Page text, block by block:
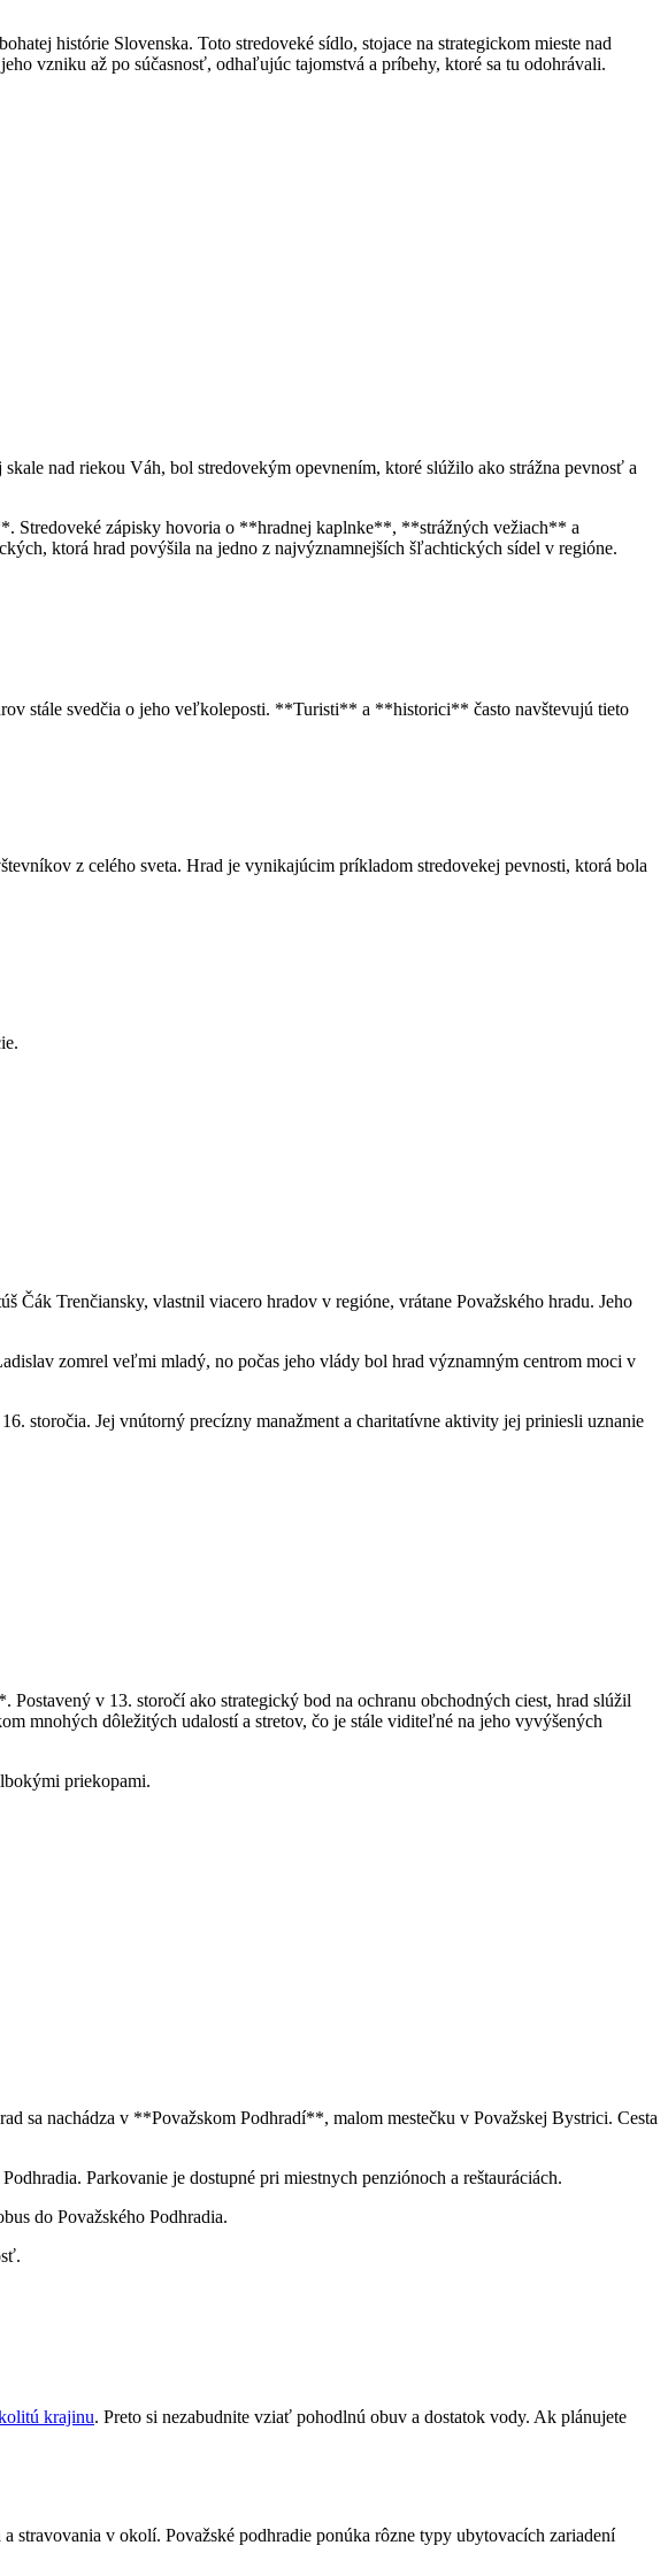
histórie Slovenska. Toto stredoveké sídlo, stojace na strategickom mieste nad
vzniku až po súčasnosť, odhaľujúc tajomstvá a príbehy, ktoré sa tu odohrávali.
nad riekou Váh, bol stredovekým opevnením, ktoré slúžilo ako strážna pevnosť a
Stredoveké zápisky hovoria o **hradnej kaplnke**, **strážných vežiach** a
ktorá hrad povýšila na jedno z najvýznamnejších šľachtických sídel v regióne.
stále svedčia o jeho veľkoleposti. **Turisti** a **historici** často navštevujú tieto
z celého sveta. Hrad je vynikajúcim príkladom stredovekej pevnosti, ktorá bola
Čák Trenčiansky, vlastnil viacero hradov v regióne, vrátane Považského hradu. Jeho
zomrel veľmi mladý, no počas jeho vlády bol hrad významným centrom moci v
storočia. Jej vnútorný precízny manažment a charitatívne aktivity jej priniesli uznanie
v 13. storočí ako strategický bod na ochranu obchodných ciest, hrad slúžil
mnohých dôležitých udalostí a stretov, čo je stále viditeľné na jeho vyvýšených
priekopami.
sa nachádza v **Považskom Podhradí**, malom mestečku v Považskej Bystrici. Cesta
Parkovanie je dostupné pri miestnych penziónoch a reštauráciách.
do Považského Podhradia.
krajinu. Preto si nezabudnite vziať pohodlnú obuv a dostatok vody. Ak plánujete
stravovania v okolí. Považské podhradie ponúka rôzne typy ubytovacích zariadení